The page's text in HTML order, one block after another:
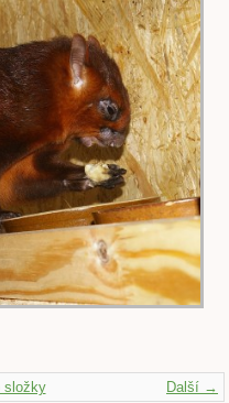
Další →
složky